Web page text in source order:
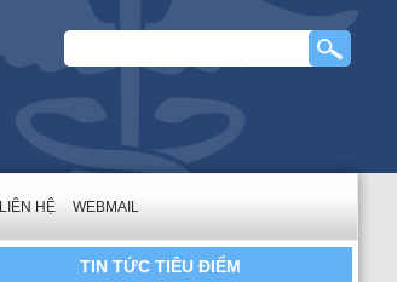
LIÊN HỆ WEBMAIL
TIN TỨC TIÊU ĐIỂM